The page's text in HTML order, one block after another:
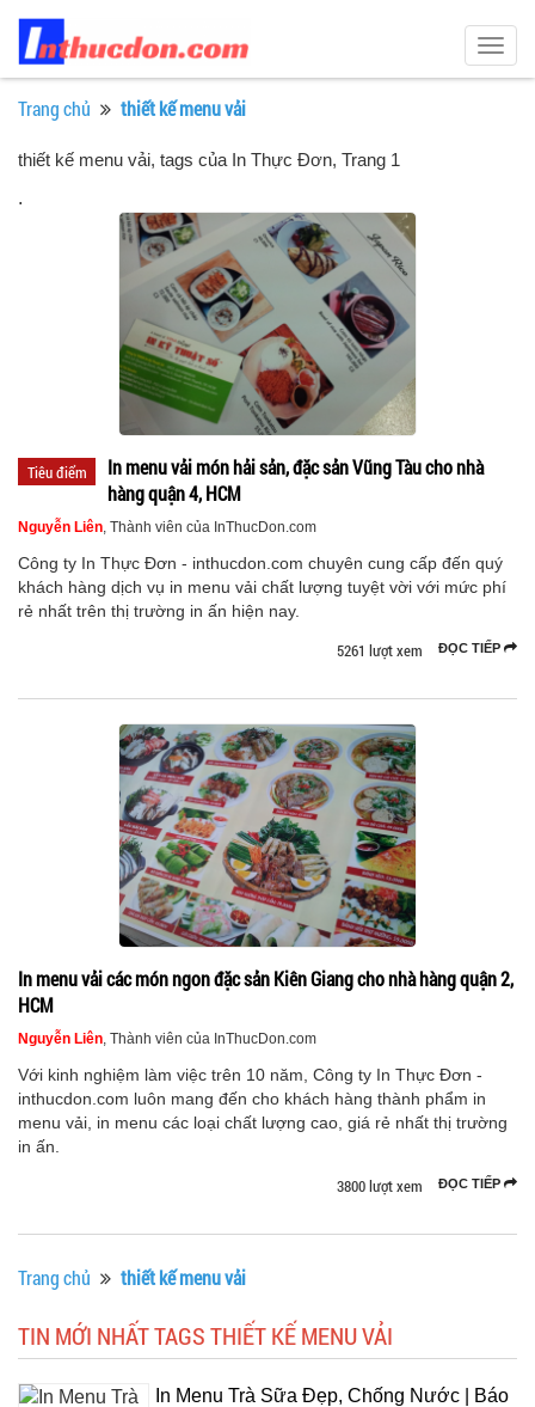
Trang chủ thiết kế menu vải
thiết kế menu vải, tags của In Thực Đơn, Trang 1
.
Tiêu điểm
In menu vải món hải sản, đặc sản Vũng Tàu cho nhà
hàng quận 4, HCM
Nguyễn Liên, Thành viên của InThucDon.com
Công ty In Thực Đơn - inthucdon.com chuyên cung cấp đến quý
khách hàng dịch vụ in menu vải chất lượng tuyệt vời với mức phí
rẻ nhất trên thị trường in ấn hiện nay.
ĐỌC TIẾP
5261 lượt xem
In menu vải các món ngon đặc sản Kiên Giang cho nhà hàng quận 2,
HCM
Nguyễn Liên, Thành viên của InThucDon.com
Với kinh nghiệm làm việc trên 10 năm, Công ty In Thực Đơn -
inthucdon.com luôn mang đến cho khách hàng thành phẩm in
menu vải, in menu các loại chất lượng cao, giá rẻ nhất thị trường
in ấn.
ĐỌC TIẾP
3800 lượt xem
Trang chủ thiết kế menu vải
TIN MỚI NHẤT TAGS THIẾT KẾ MENU VẢI
In Menu Trà Sữa Đẹp, Chống Nước | Báo